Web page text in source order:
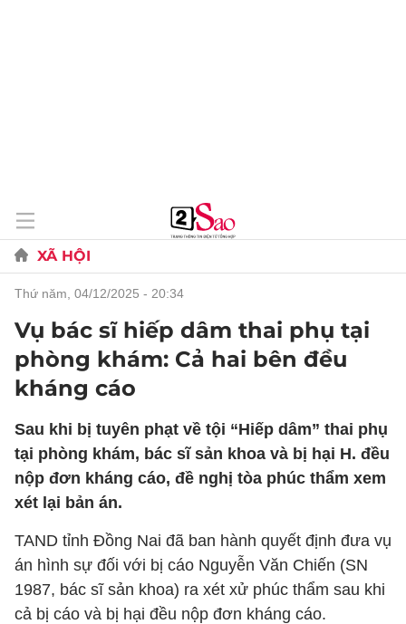
XÃ HỘI
thứ năm, 04/12/2025 - 20:34
Vụ bác sĩ hiếp dâm thai phụ tại
phòng khám: Cả hai bên đều
kháng cáo
Sau khi bị tuyên phạt về tội “Hiếp dâm” thai phụ
tại phòng khám, bác sĩ sản khoa và bị hại H. đều
nộp đơn kháng cáo, đề nghị tòa phúc thẩm xem
xét lại bản án.
TAND tỉnh Đồng Nai đã ban hành quyết định đưa vụ
án hình sự đối với bị cáo Nguyễn Văn Chiến (SN
1987, bác sĩ sản khoa) ra xét xử phúc thẩm sau khi
cả bị cáo và bị hại đều nộp đơn kháng cáo.